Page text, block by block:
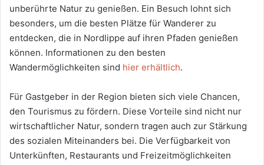
unberührte Natur zu genießen. Ein Besuch lohnt sich
besonders, um die besten Plätze für Wanderer zu
entdecken, die in Nordlippe auf ihren Pfaden genießen
können. Informationen zu den besten
Wandermöglichkeiten sind hier erhältlich.
Für Gastgeber in der Region bieten sich viele Chancen,
den Tourismus zu fördern. Diese Vorteile sind nicht nur
wirtschaftlicher Natur, sondern tragen auch zur Stärkung
des sozialen Miteinanders bei. Die Verfügbarkeit von
Unterkünften, Restaurants und Freizeitmöglichkeiten